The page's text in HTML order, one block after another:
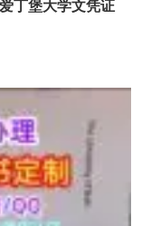
丁堡大学文凭证